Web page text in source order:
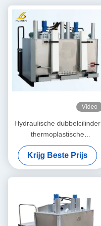
Video
Hydraulische dubbelcilinder
thermoplastische
kneedmachine voor het
markeren van
thermoplastische verflijnen
Krijg Beste Prijs